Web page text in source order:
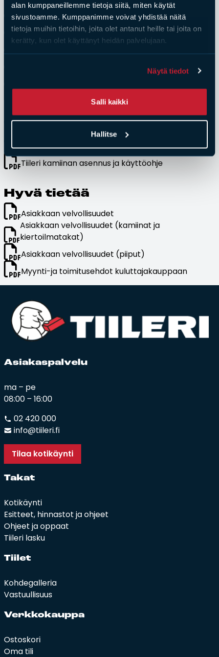
alan kumppaneillemme tietoja siitä, miten käytät
sivustoamme. Kumppanimme voivat yhdistää näitä
tietoja muihin tietoihin, joita olet antanut heille tai joita on
kerätty, kun olet käyttänyt heidän palvelujaan.
Näytä tiedot
Salli kaikki
Hallitse
Takan sisäänkanto-ohje
Integroitu palomuuri-ohje
Korvausilma alapohjan kautta-ohje
Instruction and maintenance manual
Tii­le­ri ka­mii­nat ja kier­toil­ma­
Tiileri kamiinan asennus ja käyttöohje
Hy­vä tie­tää
Asiakkaan velvollisuudet
Asiakkaan velvollisuudet (kamiinat ja
kiertoilmatakat)
Asiakkaan velvollisuudet (piiput)
Myynti-ja toimitusehdot kuluttajakauppaan
Asia­kas­pal­ve­lu
ma – pe
08:00 – 16:00
02 420 000
info@tiileri.fi
Tilaa kotikäynti
Ta­kat
Kotikäynti
Esitteet, hinnastot ja ohjeet
Ohjeet ja oppaat
Tiileri lasku
Tii­let
Kohdegalleria
Vastuullisuus
Verk­ko­kaup­pa
Ostoskori
Oma tili